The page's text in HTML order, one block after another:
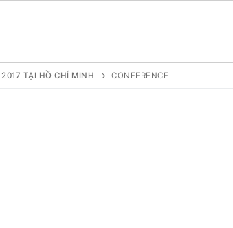
SME
Yeastar S412
TẠI HỒ CHÍ MINH CONFERENCE